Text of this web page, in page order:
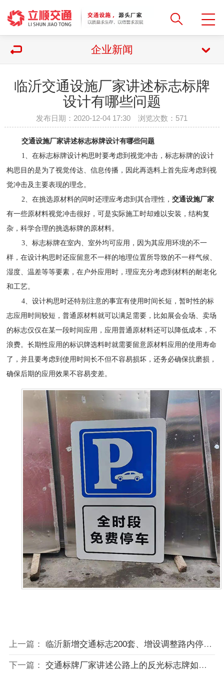
企业新闻
临沂交通设施厂家讲述标志标牌
设计有哪些问题
发布日期：2020-12-04 17:30 浏览次数： 571
交通设施厂家讲述标志标牌设计有哪些问题
1、在标志标牌设计构思时要考虑到视觉冲击，标志标牌的设计
构思目的是为了视觉传达、信息传播，因此再选料上首先应考虑到视
觉冲击及主要表现的理念。
2、在挑选原材料的同时还理应考虑到其合理性，交通设施厂家
有一些原材料视觉冲击很好，可是实际施工时却难以安装，结构复
杂，科学合理的挑选标牌的原材料。
3、标志标牌在室内、室外均可应用，因为其应用环境的不一
样，在设计构思时还应留意不一样的地理位置所导致的不一样气候、
湿度、温差等等要素，在户外应用时，理应充分考虑到材料的耐老化
和工艺。
4、设计构思时还特别注意的事宜有使用时间长短，暂时性的标
志应用时间较短，普通原材料就可以满足需要，比如展会会场、卖场
的标志仅仅在某一段时间应用，应用普通原材料还可以降低成本，不
浪费。长期性应用的标识牌选料时就需要留意原材料应用的使用寿命
了，并且要考虑到使用时间长不但不容易损坏，还务必确保抗磨损，
确保后期的应用效果不容易变差。
上一篇： 临沂新增交通标志200套、增设调整路内停车位3965个
下一篇： 交通标牌厂家讲述公路上的反光标志牌如何使用？